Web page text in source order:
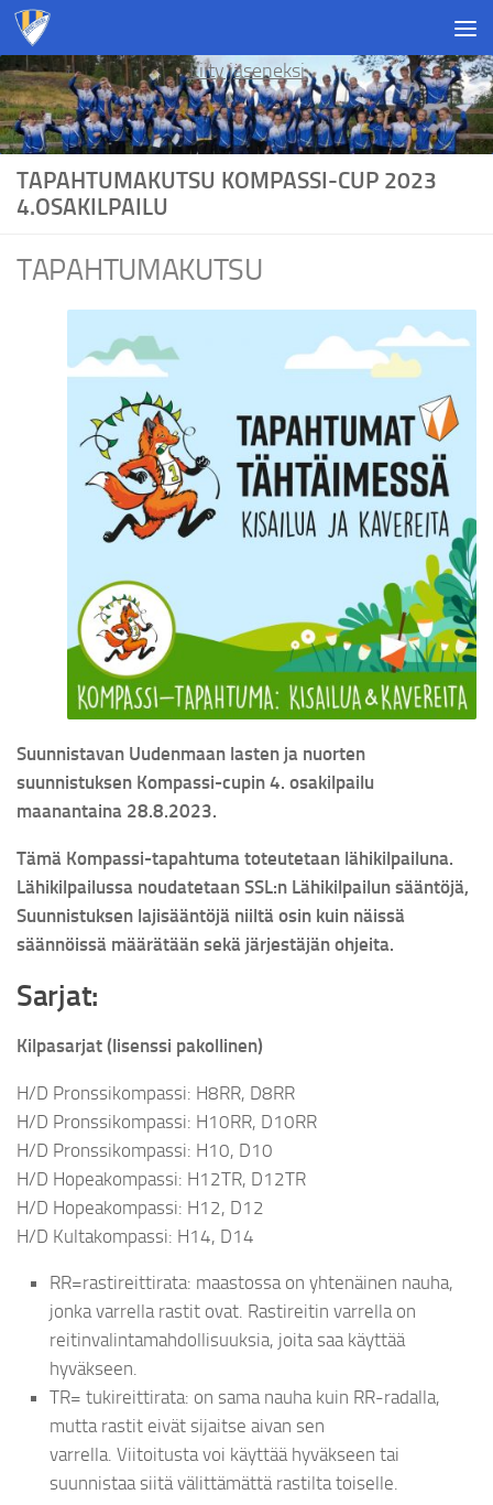
Skip to content
Liity jäseneksi
TAPAHTUMAKUTSU KOMPASSI-CUP 2023
4.OSAKILPAILU
TAPAHTUMAKUTSU
Suunnistavan Uudenmaan lasten ja nuorten
suunnistuksen Kompassi-cupin 4. osakilpailu
maanantaina 28.8.2023.
Tämä Kompassi-tapahtuma toteutetaan lähikilpailuna.
Lähikilpailussa noudatetaan SSL:n Lähikilpailun sääntöjä,
Suunnistuksen lajisääntöjä niiltä osin kuin näissä
säännöissä määrätään sekä järjestäjän ohjeita.
Sarjat:
Kilpasarjat (lisenssi pakollinen)
H/D Pronssikompassi: H8RR, D8RR
H/D Pronssikompassi: H10RR, D10RR
H/D Pronssikompassi: H10, D10
H/D Hopeakompassi: H12TR, D12TR
H/D Hopeakompassi: H12, D12
H/D Kultakompassi: H14, D14
RR=rastireittirata: maastossa on yhtenäinen nauha,
jonka varrella rastit ovat. Rastireitin varrella on
reitinvalintamahdollisuuksia, joita saa käyttää
hyväkseen.
TR= tukireittirata: on sama nauha kuin RR-radalla,
mutta rastit eivät sijaitse aivan sen
varrella. Viitoitusta voi käyttää hyväkseen tai
suunnistaa siitä välittämättä rastilta toiselle.